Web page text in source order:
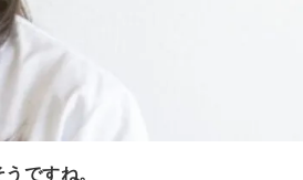
ですね。